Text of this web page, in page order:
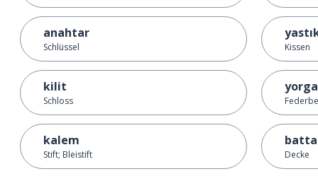
anahtar
Schlüssel
kilit
Schloss
kalem
Stift; Bleistift
Kissen
Decke